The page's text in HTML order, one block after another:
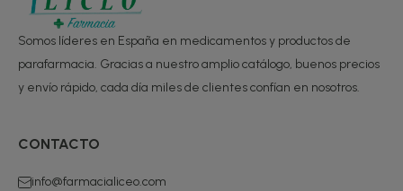
Somos líderes en España en medicamentos y productos de
parafarmacia. Gracias a nuestro amplio catálogo, buenos precios
y envío rápido, cada día miles de clientes confían en nosotros.
CONTACTO
info@farmacialiceo.com